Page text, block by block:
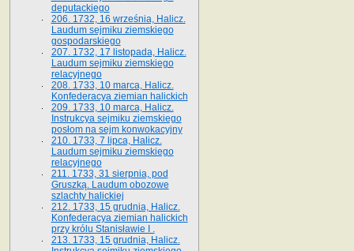
deputackiego
206. 1732, 16 września, Halicz.
Laudum sejmiku ziemskiego
gospodarskiego
207. 1732, 17 listopada, Halicz.
Laudum sejmiku ziemskiego
relacyjnego
208. 1733, 10 marca, Halicz.
Konfederacya ziemian halickich­
209. 1733, 10 marca, Halicz.
Instrukcya sejmiku ziemskiego
posłom na sejm konwokacyjny
210. 1733, 7 lipca, Halicz.
Laudum sejmiku ziemskiego
relacyjnego
211. 1733, 31 sierpnia, pod
Gruszką. Laudum obozowe
szlachty halickiej
212. 1733, 15 grudnia, Halicz.
Konfederacya ziemian halickich
przy królu Stanisławie I .
213. 1733, 15 grudnia, Halicz.